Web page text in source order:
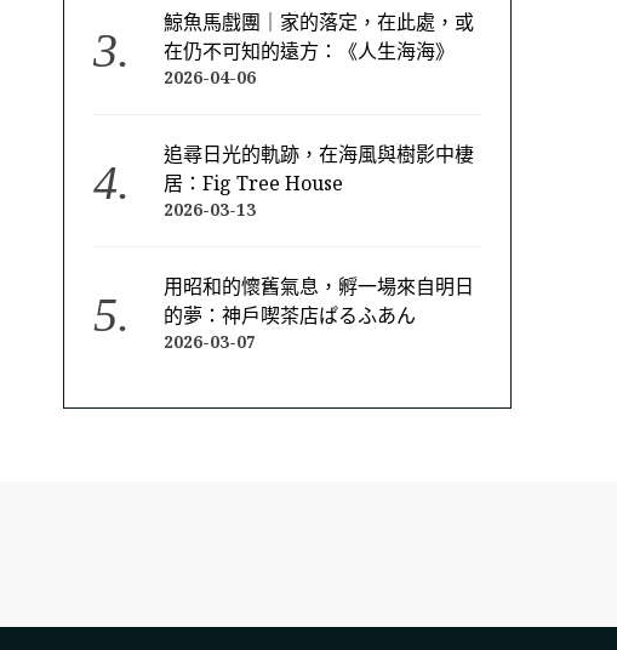
鯨魚馬戲團｜家的落定，在此處，或
在仍不可知的遠方：《人生海海》
2026-04-06
追尋日光的軌跡，在海風與樹影中棲
居：Fig Tree House
2026-03-13
用昭和的懷舊氣息，孵一場來自明日
的夢：神戶喫茶店ぱるふあん
2026-03-07